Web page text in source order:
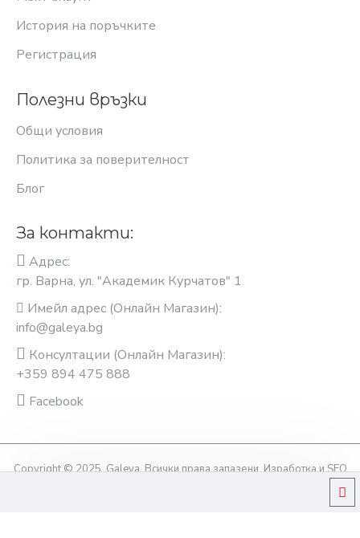
История на поръчките
Регистрация
Полезни връзки
Общи условия
Политика за поверителност
Блог
За контакти:
Адрес:
гр. Варна, ул. "Академик Курчатов" 1
Имейл адрес (Онлайн Магазин):
info@galeya.bg
Консултации (Онлайн Магазин):
+359 894 475 888
Facebook
Copyright © 2025, Galeya, Всички права запазени. Изработка и SEO